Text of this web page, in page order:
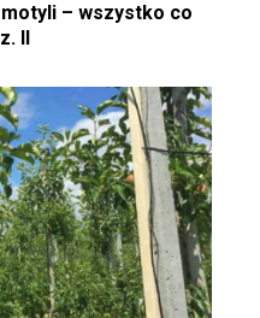
– wszystko co
II